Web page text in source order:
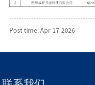
Post time: Apr-17-2026